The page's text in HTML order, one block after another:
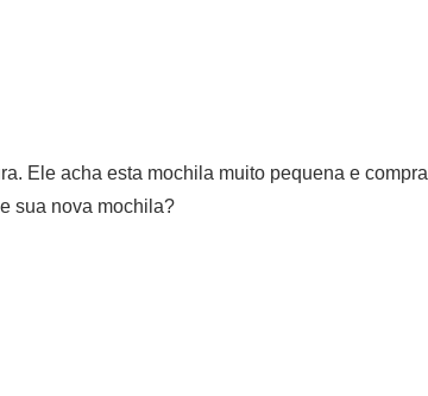
Ele acha esta mochila muito pequena e compra
sua nova mochila?